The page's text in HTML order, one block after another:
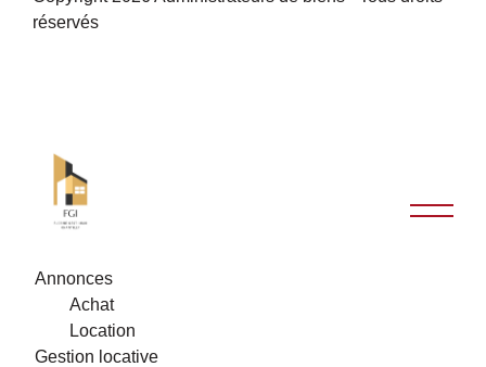
réservés
Annonces
Achat
Location
Gestion locative